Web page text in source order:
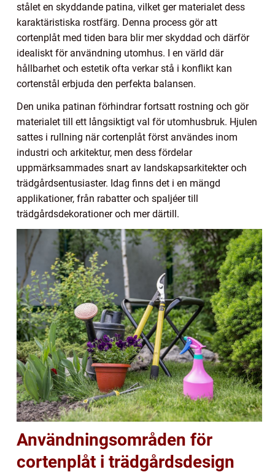
stålet en skyddande patina, vilket ger materialet dess
karaktäristiska rostfärg. Denna process gör att
cortenplåt med tiden bara blir mer skyddad och därför
idealiskt för användning utomhus. I en värld där
hållbarhet och estetik ofta verkar stå i konflikt kan
cortenstål erbjuda den perfekta balansen.
Den unika patinan förhindrar fortsatt rostning och gör
materialet till ett långsiktigt val för utomhusbruk. Hjulen
sattes i rullning när cortenplåt först användes inom
industri och arkitektur, men dess fördelar
uppmärksammades snart av landskapsarkitekter och
trädgårdsentusiaster. Idag finns det i en mängd
applikationer, från rabatter och spaljéer till
trädgårdsdekorationer och mer därtill.
Användningsområden för
cortenplåt i trädgårdsdesign